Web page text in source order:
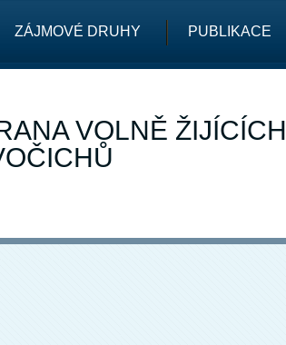
ZÁJMOVÉ DRUHY PUBLIKACE
VOLNĚ ŽIJÍCÍCH